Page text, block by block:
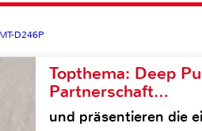
D246P
Topthema: Deep
Partnerschaft…
und präsentieren die